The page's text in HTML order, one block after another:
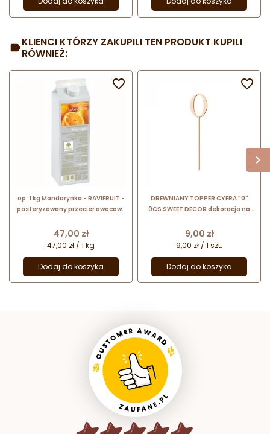
KLIENCI KTÓRZY ZAKUPILI TEN PRODUKT KUPILI
RÓWNIEŻ:
op. 1 kg Mandarynka - RAVIFRUIT -
pasteryzowany przecier owocowy
Cena
47,00 zł
47,00 zł / 1 kg
Dodaj do koszyka

DREWNIANY TOPPER CYFRA "0"
0CS SWEET DECOR dekoracja na
Cena
9,00 zł
9,00 zł / 1 szt.
Dodaj do koszyka
